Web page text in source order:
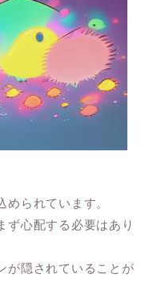
られています。
ず心配する必要はあり
が隠されていることが